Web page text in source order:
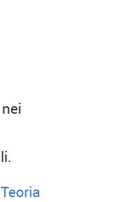
Teoria